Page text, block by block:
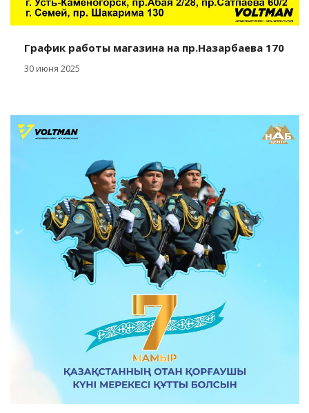
График работы магазина на пр.Назарбаева 170
30 июня 2025